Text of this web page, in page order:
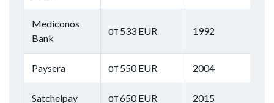
Mediconos
Bank
от 533 EUR 1992
Paysera от 550 EUR 2004
Satchelpay от 650 EUR 2015